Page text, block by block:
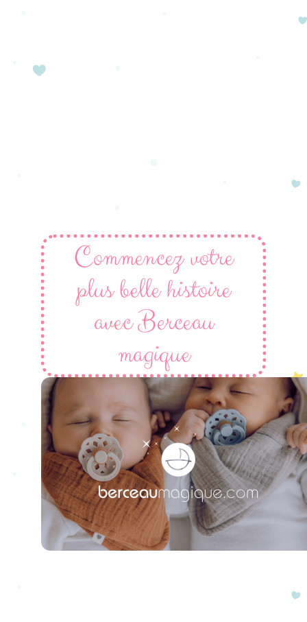
Commencez votre
plus belle histoire
avec Berceau
magique